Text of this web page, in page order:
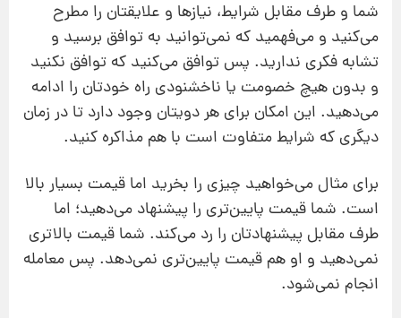
شما و طرف مقابل شرایط، نیازها و علایقتان را مطرح
می‌کنید و می‌فهمید که نمی‌توانید به توافق برسید و
تشابه فکری ندارید. پس توافق می‌کنید که توافق نکنید
و بدون هیچ خصومت یا ناخشنودی راه خودتان را ادامه
می‌دهید. این امکان برای هر دویتان وجود دارد تا در زمان
دیگری که شرایط متفاوت است با هم مذاکره کنید.
برای مثال می‌خواهید چیزی را بخرید اما قیمت بسیار بالا
است. شما قیمت پایین‌تری را پیشنهاد می‌دهید؛ اما
طرف مقابل پیشنهادتان را رد می‌کند. شما قیمت بالاتری
نمی‌دهید و او هم قیمت پایین‌تری نمی‌دهد. پس معامله‌
انجام نمی‌شود.